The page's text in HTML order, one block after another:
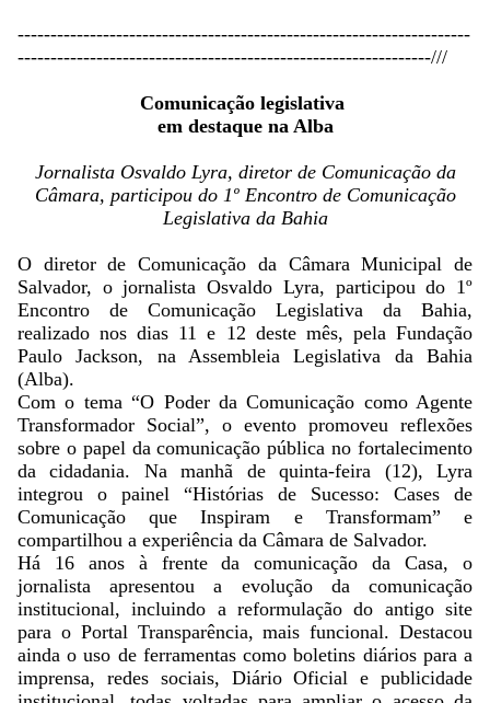
---------------------------------------------------------------------
---------------------------------------------------------------///
Comunicação legislativa
em destaque na Alba
Jornalista Osvaldo Lyra, diretor de Comunicação da
Câmara, participou do 1º Encontro de Comunicação
Legislativa da Bahia
O diretor de Comunicação da Câmara Municipal de
Salvador, o jornalista Osvaldo Lyra, participou do 1º
Encontro de Comunicação Legislativa da Bahia,
realizado nos dias 11 e 12 deste mês, pela Fundação
Paulo Jackson, na Assembleia Legislativa da Bahia
(Alba).
Com o tema “O Poder da Comunicação como Agente
Transformador Social”, o evento promoveu reflexões
sobre o papel da comunicação pública no fortalecimento
da cidadania. Na manhã de quinta-feira (12), Lyra
integrou o painel “Histórias de Sucesso: Cases de
Comunicação que Inspiram e Transformam” e
compartilhou a experiência da Câmara de Salvador.
Há 16 anos à frente da comunicação da Casa, o
jornalista apresentou a evolução da comunicação
institucional, incluindo a reformulação do antigo site
para o Portal Transparência, mais funcional. Destacou
ainda o uso de ferramentas como boletins diários para a
imprensa, redes sociais, Diário Oficial e publicidade